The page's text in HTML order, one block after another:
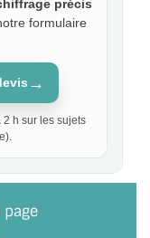
précis
formulaire
→
h sur les sujets